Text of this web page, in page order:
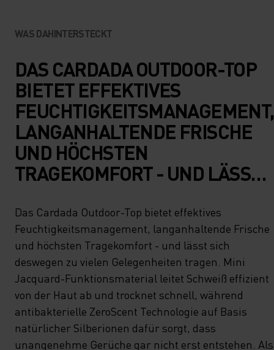
WAS DAHINTERSTECKT
DAS CARDADA OUTDOOR-TOP
BIETET EFFEKTIVES
FEUCHTIGKEITSMANAGEMENT,
LANGANHALTENDE FRISCHE
UND HÖCHSTEN
TRAGEKOMFORT - UND LÄSST
GELEGENHEITEN TRAGEN.
MINI JACQUARD-
FUNKTIONSMATERIAL LEITET
SCHWEISS EFFIZIENT VON DER H
AUT AB UND TROCKNET S
CHNELL, WÄHREND A
NTIBAKTERIELLE Z
Das Cardada Outdoor-Top bietet effektives
Feuchtigkeitsmanagement, langanhaltende Frische
und höchsten Tragekomfort - und lässt sich
deswegen zu vielen Gelegenheiten tragen. Mini
Jacquard-Funktionsmaterial leitet Schweiß effizient
von der Haut ab und trocknet schnell, während
antibakterielle ZeroScent Technologie auf Basis
natürlicher Silberionen dafür sorgt, dass
unangenehme Gerüche gar nicht erst entstehen. Als